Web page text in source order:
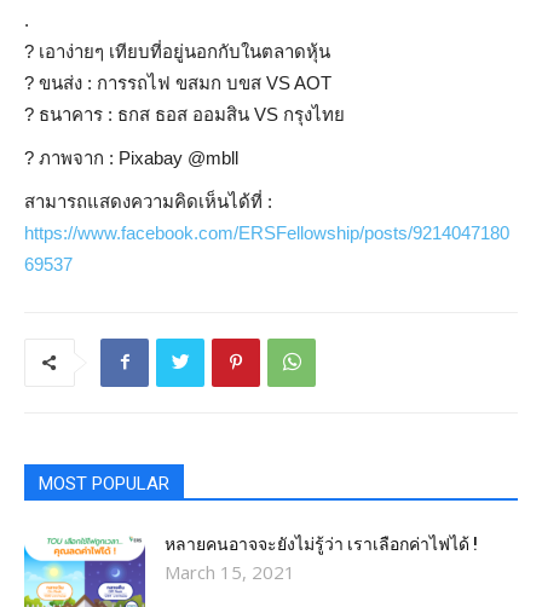
.
? เอาง่ายๆ เทียบที่อยู่นอกกับในตลาดหุ้น
? ขนส่ง : การรถไฟ ขสมก บขส VS AOT
? ธนาคาร : ธกส ธอส ออมสิน VS กรุงไทย
?️ ภาพจาก : Pixabay @mbll
สามารถแสดงความคิดเห็นได้ที่ :
https://www.facebook.com/ERSFellowship/posts/9214047180
69537
MOST POPULAR
หลายคนอาจจะยังไม่รู้ว่า เราเลือกค่าไฟได้ !
March 15, 2021